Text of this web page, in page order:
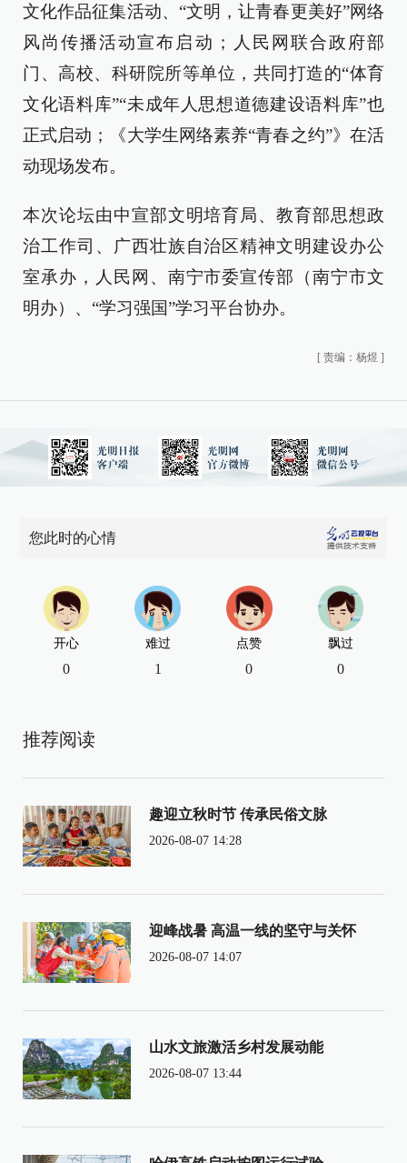
文化作品征集活动、“文明，让青春更美好”网络
风尚传播活动宣布启动；人民网联合政府部
门、高校、科研院所等单位，共同打造的“体育
文化语料库”“未成年人思想道德建设语料库”也
正式启动；《大学生网络素养“青春之约”》在活
动现场发布。
本次论坛由中宣部文明培育局、教育部思想政
治工作司、广西壮族自治区精神文明建设办公
室承办，人民网、南宁市委宣传部（南宁市文
明办）、“学习强国”学习平台协办。
[ 责编：杨煜 ]
您此时的心情
开心
0
难过
1
点赞
0
飘过
0
推荐阅读
趣迎立秋时节 传承民俗文脉
2026-08-07 14:28
迎峰战暑 高温一线的坚守与关怀
2026-08-07 14:07
山水文旅激活乡村发展动能
2026-08-07 13:44